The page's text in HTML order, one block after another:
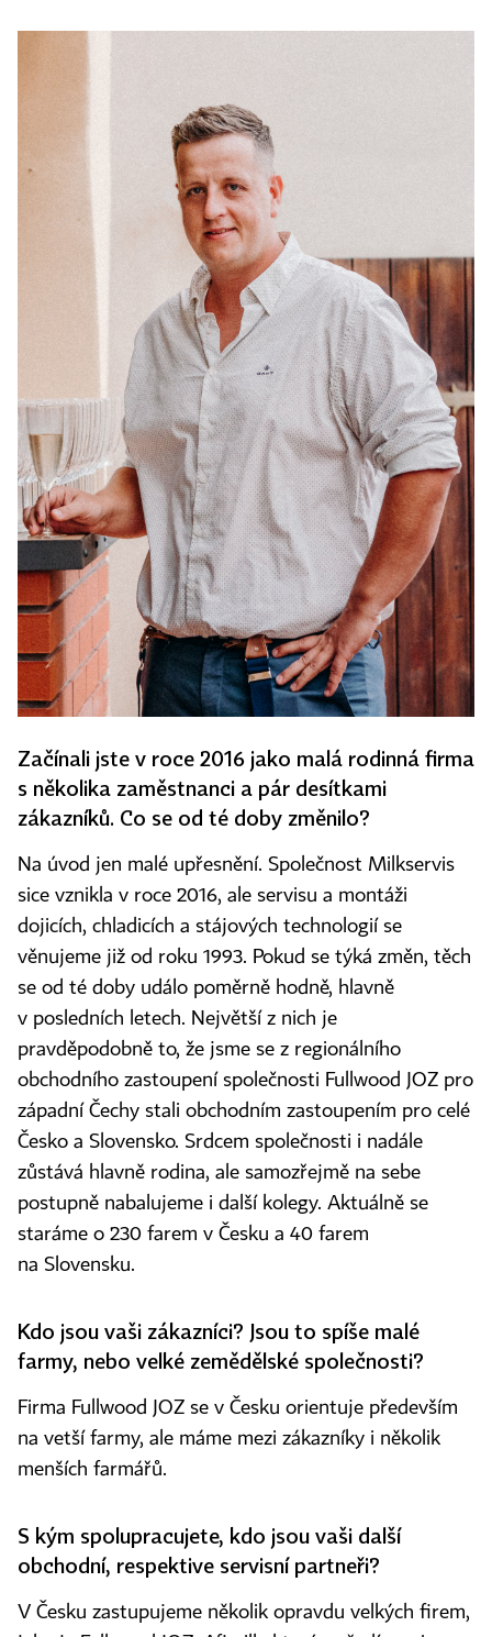
Začínali jste v roce 2016 jako malá rodinná firma
s několika zaměstnanci a pár desítkami
zákazníků. Co se od té doby změnilo?
Na úvod jen malé upřesnění. Společnost Milkservis
sice vznikla v roce 2016, ale servisu a montáži
dojicích, chladicích a stájových technologií se
věnujeme již od roku 1993. Pokud se týká změn, těch
se od té doby událo poměrně hodně, hlavně
v posledních letech. Největší z nich je
pravděpodobně to, že jsme se z regionálního
obchodního zastoupení společnosti Fullwood JOZ pro
západní Čechy stali obchodním zastoupením pro celé
Česko a Slovensko. Srdcem společnosti i nadále
zůstává hlavně rodina, ale samozřejmě na sebe
postupně nabalujeme i další kolegy. Aktuálně se
staráme o 230 farem v Česku a 40 farem
na Slovensku.
Kdo jsou vaši zákazníci? Jsou to spíše malé
farmy, nebo velké zemědělské společnosti?
Firma Fullwood JOZ se v Česku orientuje především
na vetší farmy, ale máme mezi zákazníky i několik
menších farmářů.
S kým spolupracujete, kdo jsou vaši další
obchodní, respektive servisní partneři?
V Česku zastupujeme několik opravdu velkých firem,